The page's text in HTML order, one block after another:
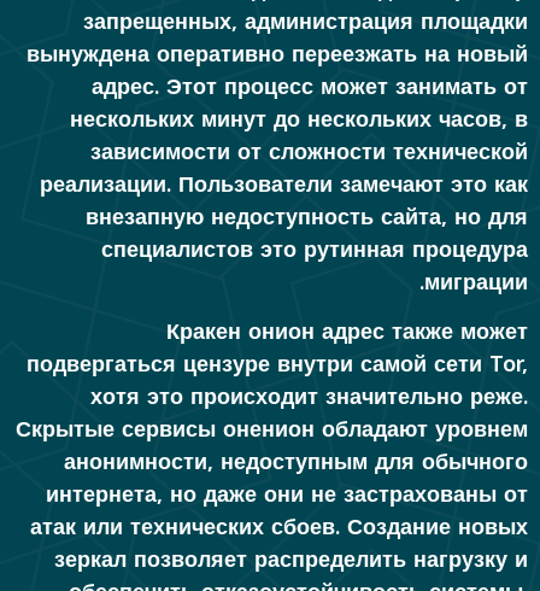
запрещенных, администрация площадки
вынуждена оперативно переезжать на новый
адрес. Этот процесс может занимать от
нескольких минут до нескольких часов, в
зависимости от сложности технической
реализации. Пользователи замечают это как
внезапную недоступность сайта, но для
специалистов это рутинная процедура
миграции.
Кракен онион адрес также может
подвергаться цензуре внутри самой сети Tor,
хотя это происходит значительно реже.
Скрытые сервисы оненион обладают уровнем
анонимности, недоступным для обычного
интернета, но даже они не застрахованы от
атак или технических сбоев. Создание новых
зеркал позволяет распределить нагрузку и